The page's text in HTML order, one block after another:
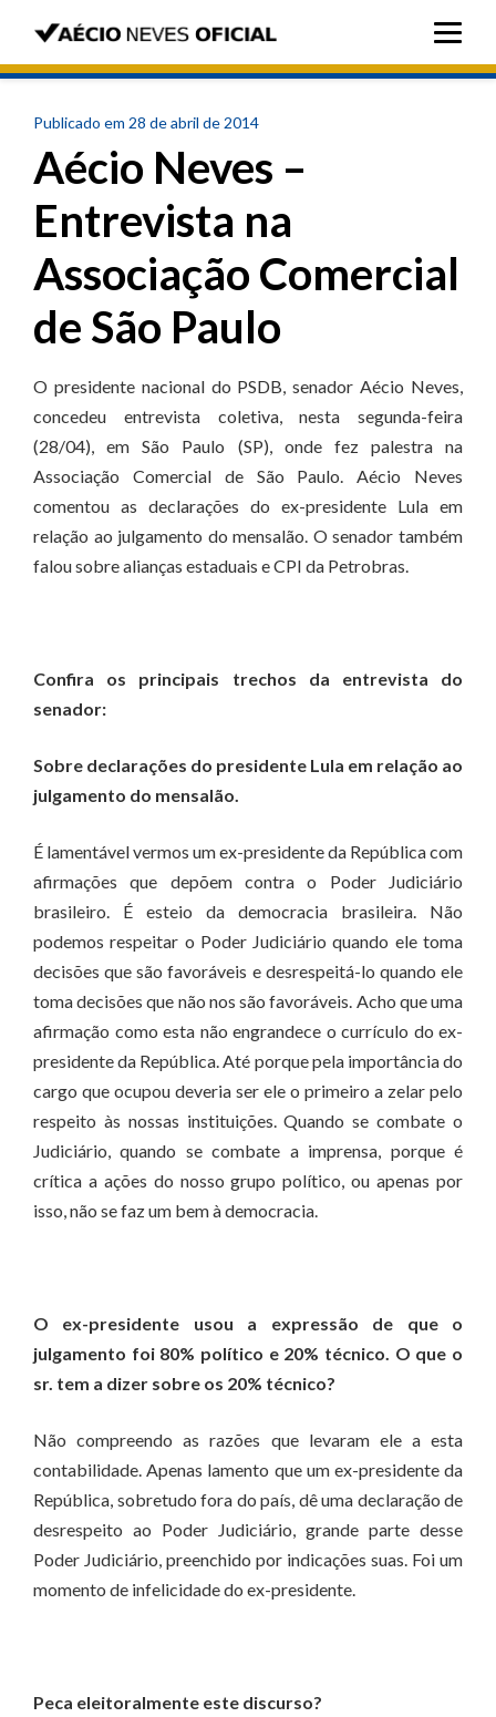
Publicado em 28 de abril de 2014
Aécio Neves –
Entrevista na
Associação Comercial
de São Paulo
O presidente nacional do PSDB, senador Aécio Neves,
concedeu entrevista coletiva, nesta segunda-feira
(28/04), em São Paulo (SP), onde fez palestra na
Associação Comercial de São Paulo. Aécio Neves
comentou as declarações do ex-presidente Lula em
relação ao julgamento do mensalão. O senador também
falou sobre alianças estaduais e CPI da Petrobras.
Confira os principais trechos da entrevista do
senador:
Sobre declarações do presidente Lula em relação ao
julgamento do mensalão.
É lamentável vermos um ex-presidente da República com
afirmações que depõem contra o Poder Judiciário
brasileiro. É esteio da democracia brasileira. Não
podemos respeitar o Poder Judiciário quando ele toma
decisões que são favoráveis e desrespeitá-lo quando ele
toma decisões que não nos são favoráveis. Acho que uma
afirmação como esta não engrandece o currículo do ex-
presidente da República. Até porque pela importância do
cargo que ocupou deveria ser ele o primeiro a zelar pelo
respeito às nossas instituições. Quando se combate o
Judiciário, quando se combate a imprensa, porque é
crítica a ações do nosso grupo político, ou apenas por
isso, não se faz um bem à democracia.
O ex-presidente usou a expressão de que o
julgamento foi 80% político e 20% técnico. O que o
sr. tem a dizer sobre os 20% técnico?
Não compreendo as razões que levaram ele a esta
contabilidade. Apenas lamento que um ex-presidente da
República, sobretudo fora do país, dê uma declaração de
desrespeito ao Poder Judiciário, grande parte desse
Poder Judiciário, preenchido por indicações suas. Foi um
momento de infelicidade do ex-presidente.
Peca eleitoralmente este discurso?